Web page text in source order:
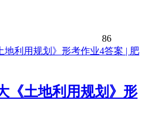
86
《土地利用规划》形